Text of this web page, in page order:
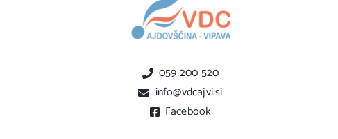
059 200 520
info@vdcajvi.si
Facebook